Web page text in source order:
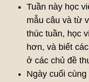
Tuần này học
mẫu câu và từ
thúc tuần, học
hơn, và biết
ở các chủ đề
Ngày cuối